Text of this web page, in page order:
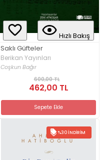
Hızlı Bakış
Saklı Güfteler
Berikan Yayınları
Coşkun Bağır
600,00 TL
462,00 TL
Sepete Ekle
%30 İNDIRIM